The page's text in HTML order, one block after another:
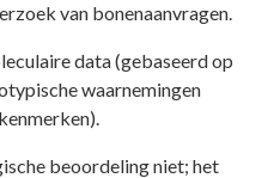
van bonenaanvragen.
data (gebaseerd op
waarnemingen
beoordeling niet; het